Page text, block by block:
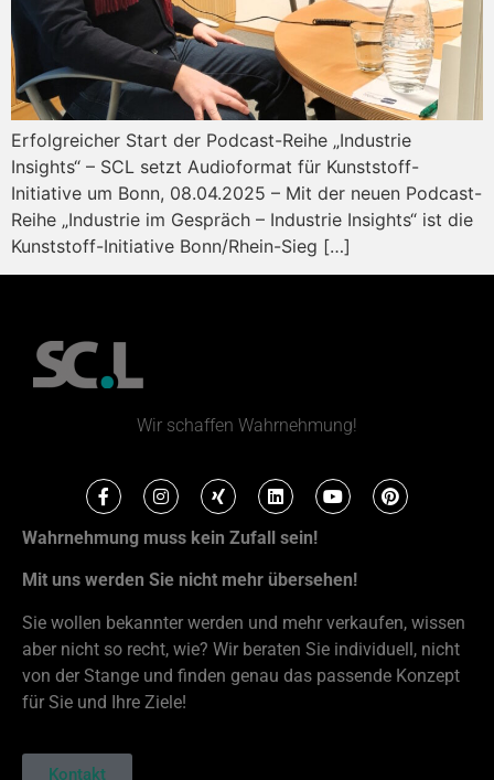
Erfolgreicher Start der Podcast-Reihe „Industrie
Insights“ – SCL setzt Audioformat für Kunststoff-
Initiative um Bonn, 08.04.2025 – Mit der neuen Podcast-
Reihe „Industrie im Gespräch – Industrie Insights“ ist die
Kunststoff-Initiative Bonn/Rhein-Sieg […]
Wir schaffen Wahrnehmung!
Wahrnehmung muss kein Zufall sein!
Mit uns werden Sie nicht mehr übersehen!
Sie wollen bekannter werden und mehr verkaufen, wissen
aber nicht so recht, wie? Wir beraten Sie individuell, nicht
von der Stange und finden genau das passende Konzept
für Sie und Ihre Ziele!
Kontakt